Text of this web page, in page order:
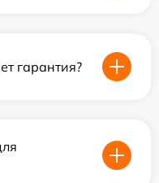
гарантия?